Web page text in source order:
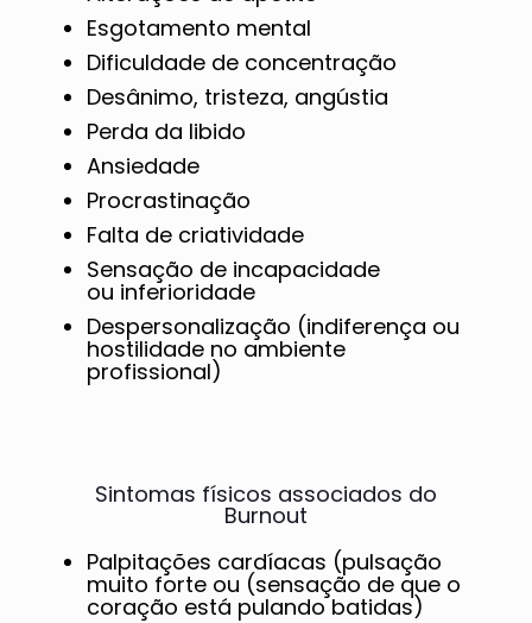
Esgotamento mental
Dificuldade de concentração
Desânimo, tristeza, angústia
Perda da libido
Ansiedade
Procrastinação
Falta de criatividade
Sensação de incapacidade
ou inferioridade
Despersonalização (indiferença ou
hostilidade no ambiente
profissional)
Sintomas físicos associados do
Burnout
Palpitações cardíacas (pulsação
muito forte ou (sensação de que o
coração está pulando batidas)